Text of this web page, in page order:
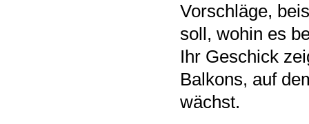
Vorschläge,
soll, wohin es
Ihr Geschick
Balkons, auf
wächst.